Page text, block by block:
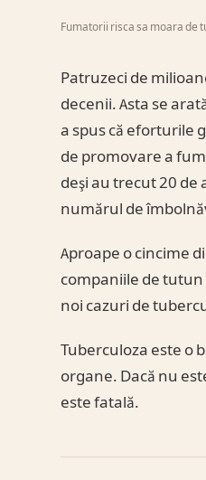
Fumatorii risca sa moara de
Patruzeci de
decenii. Asta se
a spus că eforturile
de promovare a
deşi au trecut 20 de
numărul de
Aproape o cincime
companiile de
noi cazuri de
Tuberculoza este o
organe. Dacă nu
este fatală.